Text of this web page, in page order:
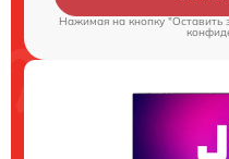
Нажимая на кнопку "Оставить